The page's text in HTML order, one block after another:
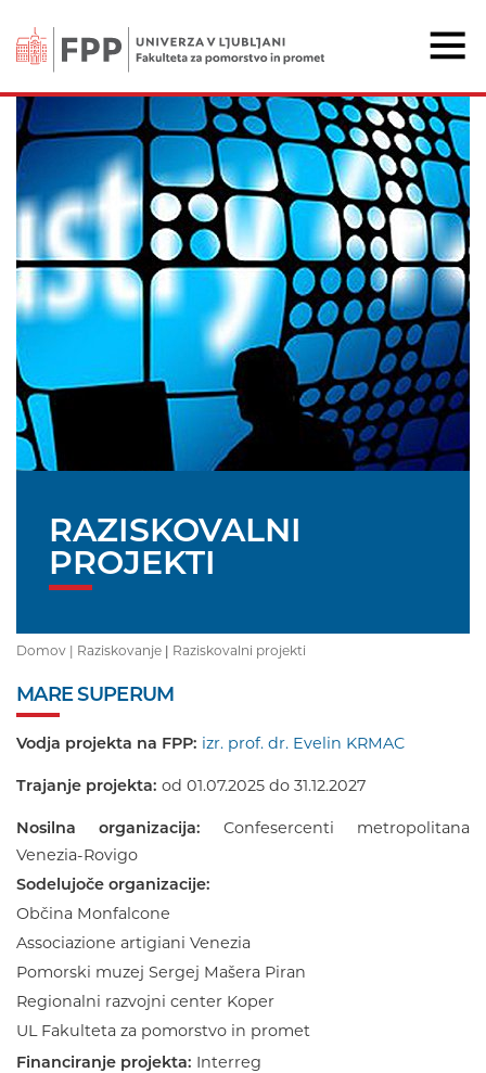
RAZISKOVALNI
PROJEKTI
Domov | Raziskovanje | Raziskovalni projekti
MARE SUPERUM
Vodja projekta na FPP: izr. prof. dr. Evelin KRMAC
Trajanje projekta: od 01.07.2025 do 31.12.2027
Nosilna organizacija: Confesercenti metropolitana
Venezia-Rovigo
Sodelujoče organizacije:
Občina Monfalcone
Associazione artigiani Venezia
Pomorski muzej Sergej Mašera Piran
Regionalni razvojni center Koper
UL Fakulteta za pomorstvo in promet
Financiranje projekta: Interreg